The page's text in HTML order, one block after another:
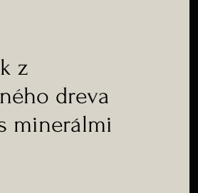
z
dreva
minerálmi